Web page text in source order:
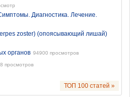
Диагностика. Лечение.
zoster) (опоясывающий лишай)
органов 94900 просмотров
просмотров
ТОП 100 статей »